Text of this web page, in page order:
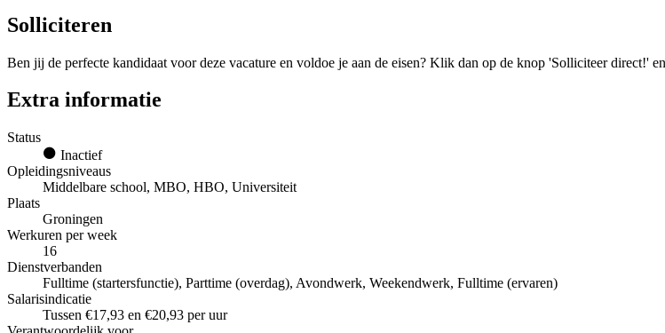
Solliciteren
Ben jij de perfecte kandidaat voor deze vacature en voldoe je aan de eisen? Klik dan op de knop 'Solliciteer direct!'
Extra informatie
Status
Inactief
Opleidingsniveaus
Middelbare school, MBO, HBO, Universiteit
Plaats
Groningen
Werkuren per week
16
Dienstverbanden
Fulltime (startersfunctie), Parttime (overdag), Avondwerk, Weekendwerk, Fulltime (ervaren)
Salarisindicatie
Tussen €17,93 en €20,93 per uur